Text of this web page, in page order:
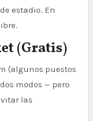
estadio. En
(Gratis)
(algunos puestos
modos — pero
las